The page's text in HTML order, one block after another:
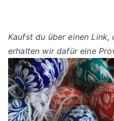
Kaufst du über einen
erhalten wir dafür eine